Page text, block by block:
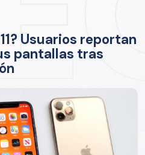
Usuarios reportan
pantallas tras